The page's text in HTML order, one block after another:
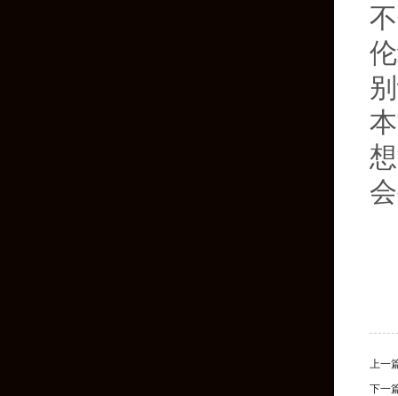
上一
下一